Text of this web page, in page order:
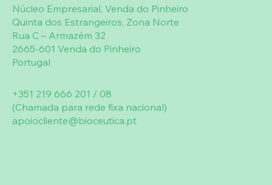
+351 219 666 201 / 08
(Chamada para rede fixa nacional)
apoiocliente@bioceutica.pt
Núcleo Empresarial, Venda do Pinheiro
Quinta dos Estrangeiros, Zona Norte
Rua C – Armazém 32
2665-601 Venda do Pinheiro
Portugal